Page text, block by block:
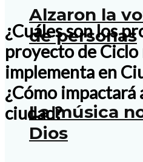
Alzaron la
de personas
La música
Dios
¿Cuáles son los
proyecto de Ciclo
implementa en
¿Cómo impactará
ciudad?